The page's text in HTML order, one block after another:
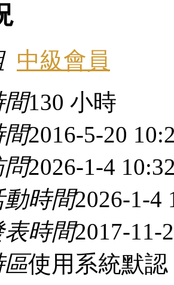
中級會員
130 小時
2016-5-20
問2026-1-4
動時間2026-1-4
表時間2017-11-
區使用系統默認